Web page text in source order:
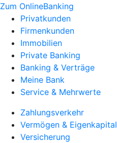
Zum OnlineBanking
Privatkunden
Firmenkunden
Immobilien
Private Banking
Banking & Verträge
Meine Bank
Service & Mehrwerte
Zahlungsverkehr
Vermögen & Eigenkapital
Versicherung